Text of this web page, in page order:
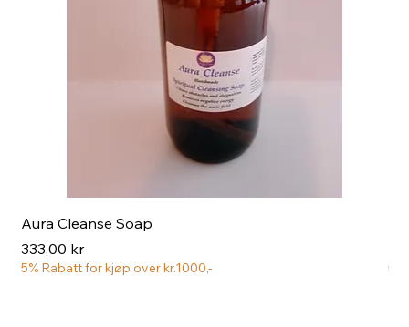
Aura Cleanse Soap
Pris
333,00 kr
5% Rabatt for kjøp over kr.1000,-